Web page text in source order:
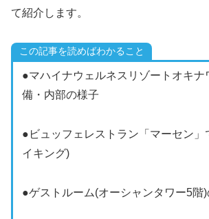
て紹介します。
この記事を読めばわかること
●マハイナウェルネスリゾートオキナ
備・内部の様子
●ビュッフェレストラン「マーセン」
イキング)
●ゲストルーム(オーシャンタワー5階)